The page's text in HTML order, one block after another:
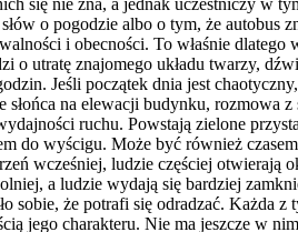
się nie zna, a jednak uczestniczy w
o pogodzie albo o tym, że
i obecności. To właśnie
o utratę znajomego układu twarzy,
Jeśli początek dnia jest
na elewacji budynku, rozmowa
ruchu. Powstają zielone
do wyścigu. Może być również
wcześniej, ludzie częściej
a ludzie wydają się bardziej
sobie, że potrafi się odradzać.
jego charakteru. Nie ma jeszcze w